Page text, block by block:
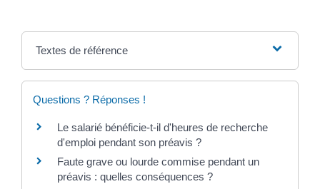
Textes de référence
Questions ? Réponses !
Le salarié bénéficie-t-il d'heures de recherche
d'emploi pendant son préavis ?
Faute grave ou lourde commise pendant un
préavis : quelles conséquences ?